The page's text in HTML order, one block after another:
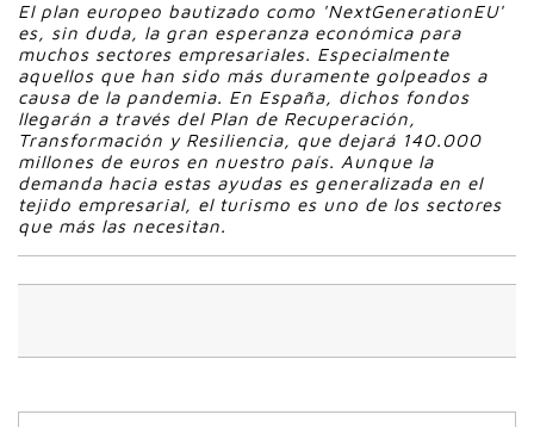
El plan europeo bautizado como 'NextGenerationEU'
es, sin duda, la gran esperanza económica para
muchos sectores empresariales. Especialmente
aquellos que han sido más duramente golpeados a
causa de la pandemia. En España, dichos fondos
llegarán a través del Plan de Recuperación,
Transformación y Resiliencia, que dejará 140.000
millones de euros en nuestro país. Aunque la
demanda hacia estas ayudas es generalizada en el
tejido empresarial, el turismo es uno de los sectores
que más las necesitan.